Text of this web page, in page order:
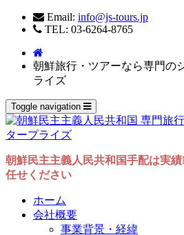
Email: info@js-tours.jp
TEL: 03-6264-8765
朝鮮旅行・ツアーなら専門の
ライズ
Toggle navigation
朝鮮民主主義人民共和国手配は実
任せください
ホーム
会社概要
事業背景・経緯